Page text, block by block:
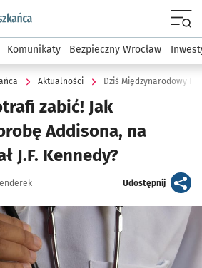
podserwis: Dla mieszkańca
Komunikaty Bezpieczny Wrocław
Aktualności Dziś Międzynarodowy
zabić! Jak
Addisona, na
J.F. Kennedy?
Udostępnijartykuł